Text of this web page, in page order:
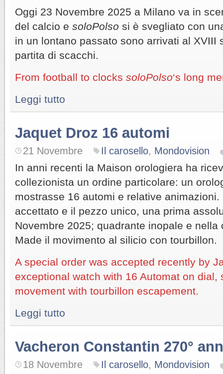
Oggi 23 Novembre 2025 a Milano va in
del calcio e soloPolso si è svegliato con
in un lontano passato sono arrivati al XVIII
partita di scacchi.
From football to clocks soloPolso‘s long
Leggi tutto
Jaquet Droz 16 automi
21 Novembre Il carosello, Mondovision
In anni recenti la Maison orologiera ha
collezionista un ordine particolare: un
mostrasse 16 automi e relative animazioni.
accettato e il pezzo unico, una prima
Novembre 2025; quadrante inopale e nella
Made il movimento al silicio con tourbillon.
A special order was accepted recently by
exceptional watch with 16 Automat on dial,
movement with tourbillon escapement.
Leggi tutto
Vacheron Constantin 270°
18 Novembre Il carosello, Mondovision